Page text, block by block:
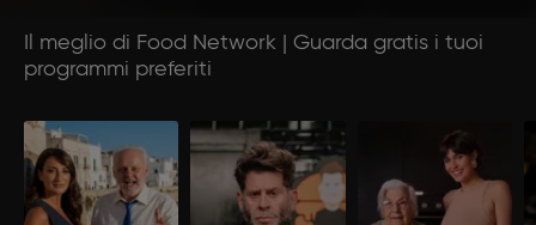
Il meglio di Food Network | Guarda gratis i tuoi
programmi preferiti